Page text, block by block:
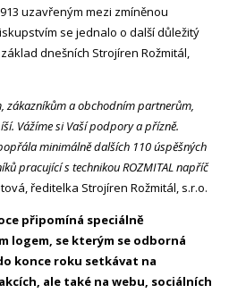
uzavřeným mezi zmíněnou
se jednalo o další důležitý
dnešních Strojíren Rožmitál,
zákazníkům a obchodním partnerům,
Vážíme si Vaší podpory a přízně.
minimálně dalších 110 úspěšných
pracující s technikou ROZMITAL napříč
ředitelka Strojíren Rožmitál, s.r.o.
připomíná speciálně
logem, se kterým se odborná
konce roku setkávat na
ale také na webu, sociálních